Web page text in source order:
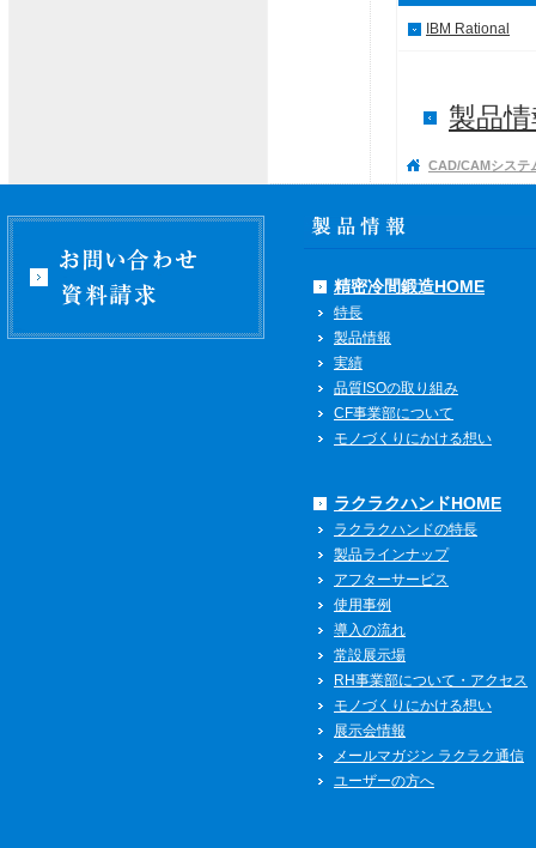
IBM Rational
製品
CAD/CAMシステ
精密冷間鍛造HOME
特長
製品情報
実績
品質ISOの取り組み
CF事業部について
モノづくりにかける想い
ラクラクハンドHOME
ラクラクハンドの特長
製品ラインナップ
アフターサービス
使用事例
導入の流れ
常設展示場
RH事業部について・アクセス
モノづくりにかける想い
展示会情報
メールマガジン ラクラク通信
ユーザーの方へ